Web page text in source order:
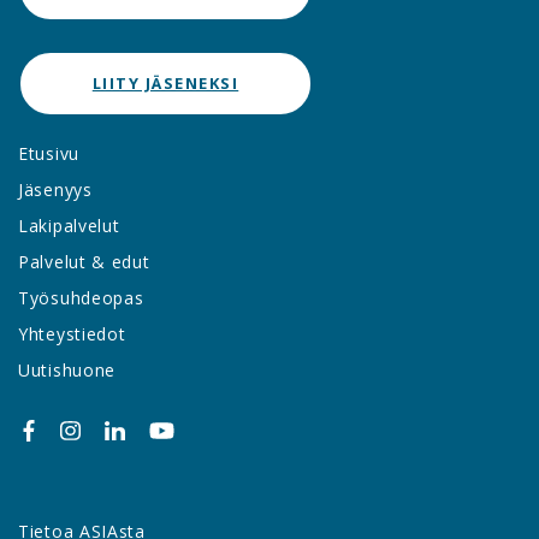
LIITY JÄSENEKSI
Etusivu
Jäsenyys
Lakipalvelut
Palvelut & edut
Työsuhdeopas
Yhteystiedot
Uutishuone
Tietoa ASIAsta